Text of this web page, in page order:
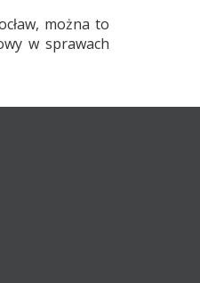
można to
w sprawach